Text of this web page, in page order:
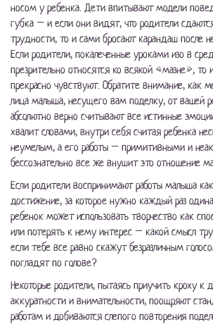
носом у ребенка. Дети впитывают модели
губка – и если они видят, что родители
трудности, то и сами бросают карандаш после
Если родители, покалеченные уроками изо в
презрительно относятся ко всякой «мазне», то
прекрасно чувствуют. Обратите внимание, как
лица малыша, несущего вам поделку, от вашей
абсолютно верно считывают все истинные
хвалит словами, внутри себя считая ребенка
неумелым, а его работы – примитивными и
бессознательно все же внушит это отношение
Если родители воспринимают работы малыша
достижение, за которое нужно каждый раз
ребенок может использовать творчество как
или потерять к нему интерес – какой смысл
если тебе все равно скажут безразличным
погладят по голове?
Некоторые родители, пытаясь приучить кроху к
аккуратности и внимательности, поощряют
работам и добиваются слепого повторения